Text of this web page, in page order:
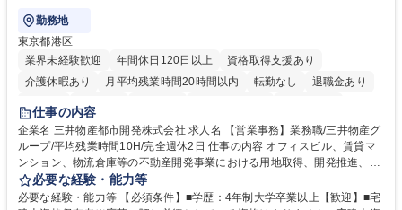
勤務地
東京都港区
業界未経験歓迎
年間休日120日以上
資格取得支援あり
介護休暇あり
月平均残業時間20時間以内 転勤なし
退職金あり
在宅OK
賞与あり
駅近5分以内
土日祝休み 寮・社宅あり
仕事の内容
企業名 三井物産都市開発株式会社 求人名 【営業事務】業務職/三井物産グ
ループ/平均残業時間10H/完全週休2日 仕事の内容 オフィスビル、賃貸マ
ンション、物流倉庫等の不動産開発事業における用地取得、開発推進、賃
貸運営、売却、仲介・活用提案等を行う営業部門において事務業務を担当
いただきます。 【詳細】・契約書管理、契約書製本、捺印対応、ファイリ
必要な経験・能力等
必要な経験・能力等 【必須条件】■学歴：4年制大学卒業以上【歓迎】■宅